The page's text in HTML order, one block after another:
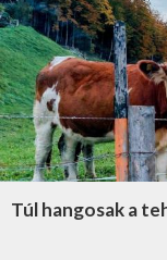
Túl hangosak a